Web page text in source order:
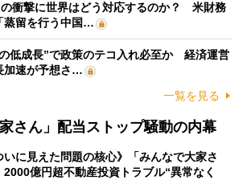
衝撃に世界はどう対応するのか？ 米財務
蒸留を行う中国…
低成長”で政策のテコ入れ必至か 経済運営
加速が予想さ…
一覧を見る
家さん」配当ストップ騒動の内幕
いに見えた問題の核心》「みんなで大家さ
2000億円超不動産投資トラブル“異常なく